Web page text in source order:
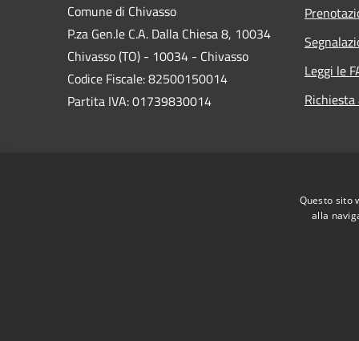
Comune di Chivasso
P.za Gen.le C.A. Dalla Chiesa 8, 10034
Chivasso (TO) - 10034 - Chivasso
Codice Fiscale: 82500150014
Partita IVA: 01739830014
Leggi le
Questo sito
alla